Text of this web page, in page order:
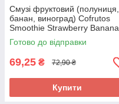
Смузі фруктовий (полуниця,
банан, виноград) Cofrutos
Smoothie Strawberry Banana
Grape 250мл Іспанія
Готово до відправки
69,25 ₴ 72,90 ₴
Купити